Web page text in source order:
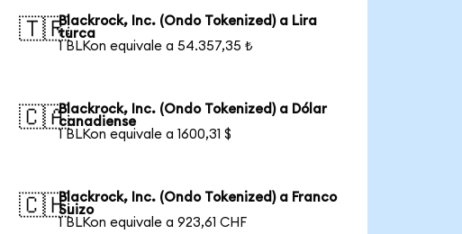
🇹🇷Blackrock, Inc. (Ondo Tokenized) a Lira
turca
1 BLKon equivale a 54.357,35 ₺
🇨🇦Blackrock, Inc. (Ondo Tokenized) a Dólar
canadiense
1 BLKon equivale a 1600,31 $
🇨🇭Blackrock, Inc. (Ondo Tokenized) a Franco
Suizo
1 BLKon equivale a 923,61 CHF